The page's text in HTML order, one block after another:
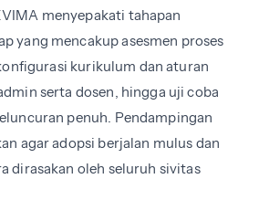
menyepakati tahapan
yang mencakup asesmen proses
kurikulum dan aturan
serta dosen, hingga uji coba
penuh. Pendampingan
agar adopsi berjalan mulus dan
dirasakan oleh seluruh sivitas